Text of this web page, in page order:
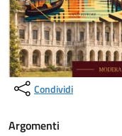
Condividi
Argomenti